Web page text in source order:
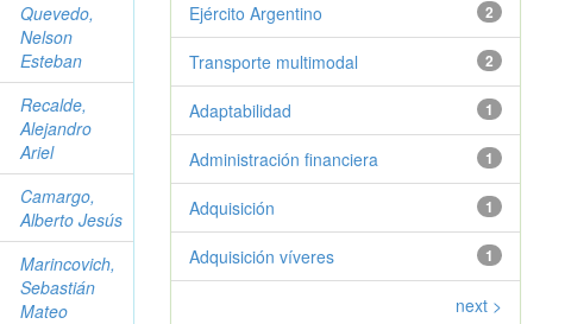
Quevedo,
Nelson
Esteban
Recalde,
Alejandro
Ariel
Camargo,
Alberto Jesús
Marincovich,
Sebastián
Mateo
2
Ejército Argentino
2
Transporte multimodal
1
Adaptabilidad
1
Administración financiera
1
Adquisición
1
Adquisición víveres
next >